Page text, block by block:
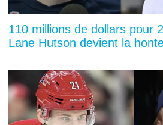
110 millions de dollars pour
Lane Hutson devient la